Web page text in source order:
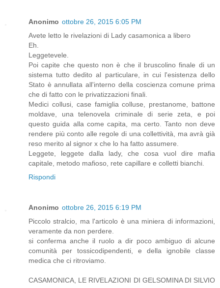
Anonimo ottobre 26, 2015 6:05 PM
Avete letto le rivelazioni di Lady casamonica a libero
Eh.
Leggetevele.
Poi capite che questo non è che il bruscolino finale di un
sistema tutto dedito al particulare, in cui l'esistenza dello
Stato è annullata all'interno della coscienza comune prima
che di fatto con le privatizzazioni finali.
Medici collusi, case famiglia colluse, prestanome, battone
moldave, una telenovela criminale di serie zeta, e poi
questo guida alla come capita, ma certo. Tanto non deve
rendere più conto alle regole di una collettività, ma avrà già
reso merito al signor x che lo ha fatto assumere.
Leggete, leggete dalla lady, che cosa vuol dire mafia
capitale, metodo mafioso, rete capillare e colletti bianchi.
Rispondi
Anonimo ottobre 26, 2015 6:19 PM
Piccolo stralcio, ma l'articolo è una miniera di informazioni,
veramente da non perdere.
si conferma anche il ruolo a dir poco ambiguo di alcune
comunità per tossicodipendenti, e della ignobile classe
medica che ci ritroviamo.
CASAMONICA, LE RIVELAZIONI DI GELSOMINA DI SILVIO